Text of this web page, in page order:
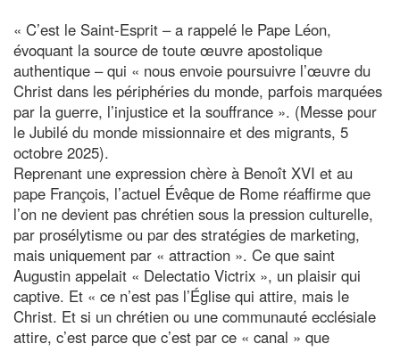
« C’est le Saint-Esprit – a rappelé le Pape Léon,
évoquant la source de toute œuvre apostolique
authentique – qui « nous envoie poursuivre l’œuvre du
Christ dans les périphéries du monde, parfois marquées
par la guerre, l’injustice et la souffrance ». (Messe pour
le Jubilé du monde missionnaire et des migrants, 5
octobre 2025).
Reprenant une expression chère à Benoît XVI et au
pape François, l’actuel Évêque de Rome réaffirme que
l’on ne devient pas chrétien sous la pression culturelle,
par prosélytisme ou par des stratégies de marketing,
mais uniquement par « attraction ». Ce que saint
Augustin appelait « Delectatio Victrix », un plaisir qui
captive. Et « ce n’est pas l’Église qui attire, mais le
Christ. Et si un chrétien ou une communauté ecclésiale
attire, c’est parce que c’est par ce « canal » que